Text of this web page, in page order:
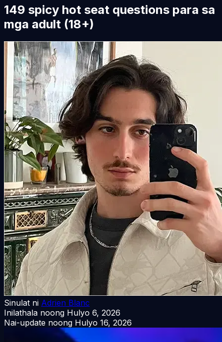
149 spicy hot seat questions para sa
mga adult (18+)
Sinulat ni Adrien Blanc
Inilathala noong Hulyo 6, 2026
Nai-update noong Hulyo 16, 2026